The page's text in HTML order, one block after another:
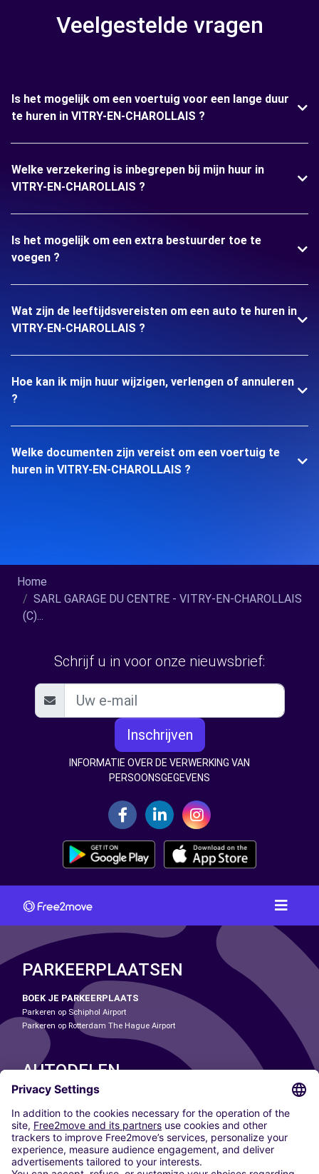
Veelgestelde vragen
Is het mogelijk om een voertuig voor een lange duur
te huren in VITRY-EN-CHAROLLAIS ?
Welke verzekering is inbegrepen bij mijn huur in
VITRY-EN-CHAROLLAIS ?
Is het mogelijk om een extra bestuurder toe te
voegen ?
Wat zijn de leeftijdsvereisten om een auto te huren in
VITRY-EN-CHAROLLAIS ?
Hoe kan ik mijn huur wijzigen, verlengen of annuleren
?
Welke documenten zijn vereist om een voertuig te
huren in VITRY-EN-CHAROLLAIS ?
Home
SARL GARAGE DU CENTRE - VITRY-EN-CHAROLLAIS
(C)...
Schrijf u in voor onze nieuwsbrief:
Inschrijven
INFORMATIE OVER DE VERWERKING VAN
PERSOONSGEGEVENS
PARKEERPLAATSEN
BOEK JE PARKEERPLAATS
Parkeren op Schiphol Airport
Parkeren op Rotterdam The Hague Airport
AUTODELEN
ONZE STEDEN
Paris
Madrid
Washington DC
Milaan
Rome